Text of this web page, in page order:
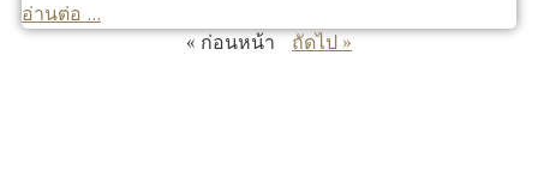
อ่านต่อ ...
« ก่อนหน้า
ถัดไป »